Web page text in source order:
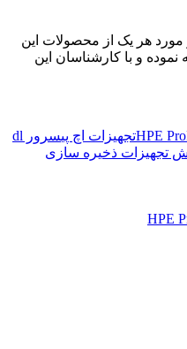
هر یک از محصولات این
نموده و با کارشناسان این
HPEتجهیزات اچ پی
سرور dl
تجهیزات ذخیره سازی
HPE